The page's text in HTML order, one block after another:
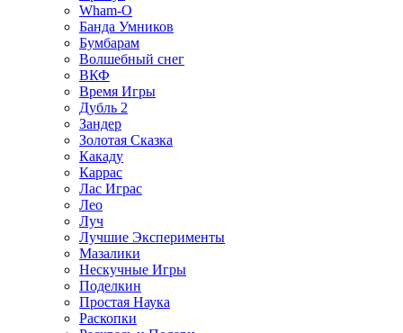
Wham-O
Банда Умников
Бумбарам
Волшебный снег
ВКФ
Время Игры
Дубль 2
Зандер
Золотая Сказка
Какаду
Каррас
Лас Играс
Лео
Луч
Лучшие Эксперименты
Мазалики
Нескучные Игры
Поделкин
Простая Наука
Раскопки